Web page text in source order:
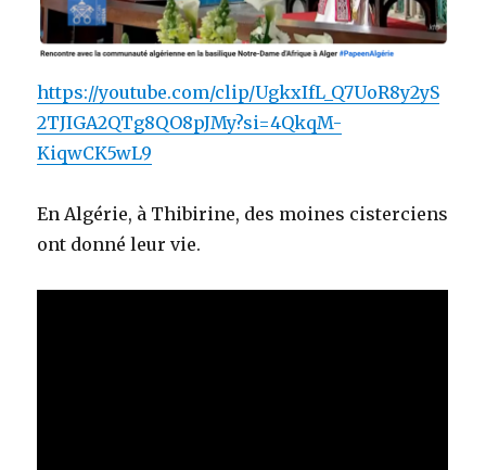
https://youtube.com/clip/UgkxIfL_Q7UoR8y2yS
2TJIGA2QTg8QO8pJMy?si=4QkqM-
KiqwCK5wL9
En Algérie, à Thibirine, des moines cisterciens
ont donné leur vie.